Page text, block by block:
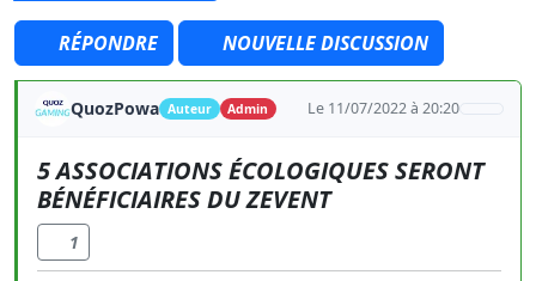
RÉPONDRE NOUVELLE DISCUSSION
QuozPowa Auteur Admin Le 11/07/2022 à 20:20
5 ASSOCIATIONS ÉCOLOGIQUES SERONT
BÉNÉFICIAIRES DU ZEVENT
1